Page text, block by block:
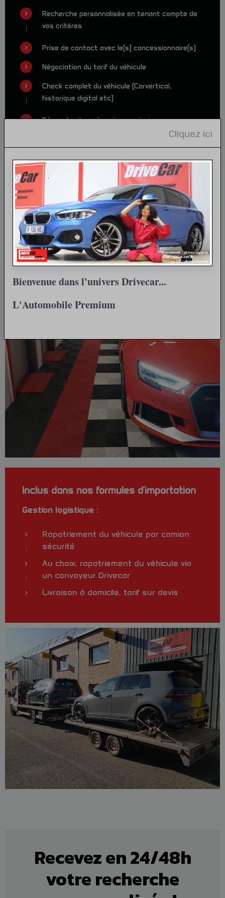
Recherche personnalisée en tenant compte de
vos critères
Prise de contact avec le(s) concessionnaire(s)
Négociation du tarif du véhicule
Check complet du véhicule (Carvertical,
historique digital etc)
Démarche de carte grise provisoire
Plaque d'immatriculation WW provisoire rose
Démarche d'immatriculation définitive (Hors
carte grise&Malus)
Inclus dans nos formules d'importation
Gestion logistique :
Rapatriement du véhicule par camion
sécurité
Au choix, rapatriement du véhicule via
un convoyeur Drivecar
Livraison à domicile, tarif sur devis
Recevez en 24/48h
votre recherche
Cliquez ici
Bienvenue dans l'univers Drivecar...
L'Automobile Premium